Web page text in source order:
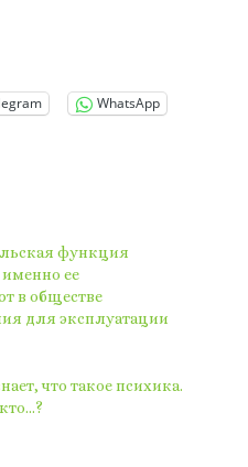
WhatsApp
функция
ее
в обществе
для эксплуатации
что такое психика.